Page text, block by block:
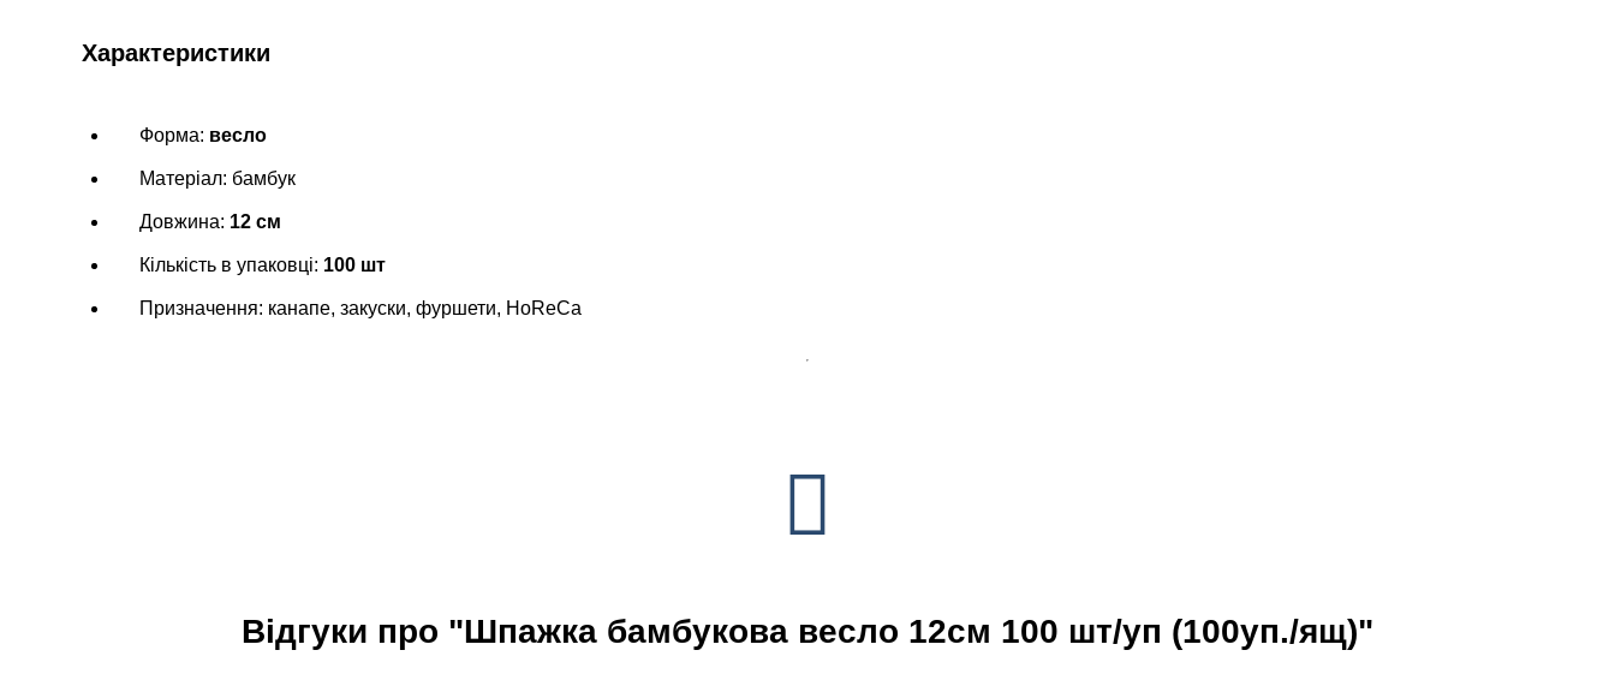
Характеристики
Форма: весло
Матеріал: бамбук
Довжина: 12 см
Кількість в упаковці: 100 шт
Призначення: канапе, закуски, фуршети, HoReCa
Відгуки про "Шпажка бамбукова весло 12см 100 шт/уп (100уп./ящ)"